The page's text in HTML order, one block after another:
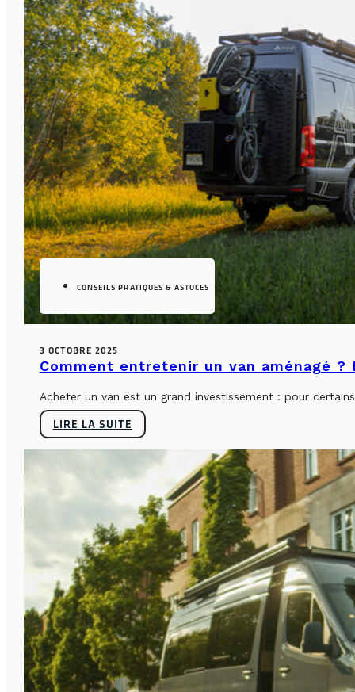
CONSEILS PRATIQUES & ASTUCES
3 OCTOBRE 2025
Comment entretenir un van aménagé
Acheter un van est un grand investissement : pour
LIRE LA SUITE